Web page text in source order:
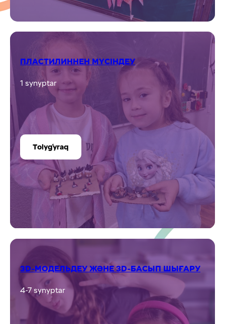
ТЕАТР СТУДИЯСЫ
1-9 synyptar
Tolyǵyraq
ЖУРНАЛИСТИКА КЛУБЫ
5-9 synyptar
Tolyǵyraq